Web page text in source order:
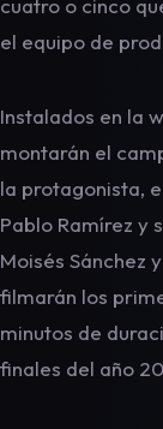
cuatro o cinco
el equipo de
Instalados en la
montarán el
la protagonista,
Pablo Ramírez y
Moisés Sánchez
filmarán los
minutos de
finales del año